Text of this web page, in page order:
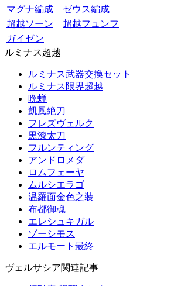
マグナ編成
ゼウス編成
超越ソーン
超越フュンフ
ガイゼン
ルミナス超越
ルミナス武器交換セット
ルミナス限界超越
晩蝉
凱風絶刀
フレズヴェルク
黒漆太刀
フルンティング
アンドロメダ
ロムフェーヤ
ムルシエラゴ
温羅面金色之装
布都御魂
エレシュキガル
ゾーシモス
エルモート最終
ヴェルサシア関連記事